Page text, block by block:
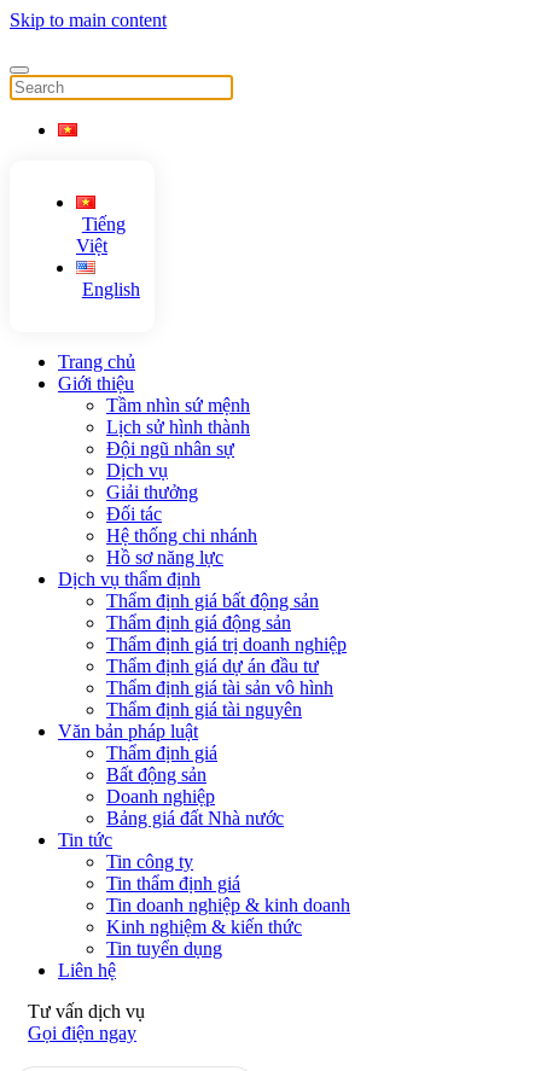
Skip to main content
Tiếng
Việt
English
Trang chủ
Giới thiệu
Tầm nhìn sứ mệnh
Lịch sử hình thành
Đội ngũ nhân sự
Dịch vụ
Giải thưởng
Đối tác
Hệ thống chi nhánh
Hồ sơ năng lực
Dịch vụ thẩm định
Thẩm định giá bất động sản
Thẩm định giá động sản
Thẩm định giá trị doanh nghiệp
Thẩm định giá dự án đầu tư
Thẩm định giá tài sản vô hình
Thẩm định giá tài nguyên
Văn bản pháp luật
Thẩm định giá
Bất động sản
Doanh nghiệp
Bảng giá đất Nhà nước
Tin tức
Tin công ty
Tin thẩm định giá
Tin doanh nghiệp & kinh doanh
Kinh nghiệm & kiến thức
Tin tuyển dụng
Liên hệ
Tư vấn dịch vụ
Gọi điện ngay